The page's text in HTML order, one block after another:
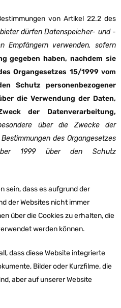
von Artikel 22.2 des
dürfen Datenspeicher- und -
Empfängern verwenden, sofern
gegeben haben, nachdem sie
Organgesetzes 15/1999 vom
Schutz personenbezogener
die Verwendung der Daten,
der Datenverarbeitung,
über die Zwecke der
des Organgesetzes
1999 über den Schutz
sein, dass es aufgrund der
der Websites nicht immer
über die Cookies zu erhalten, die
werden können.
dass diese Website integrierte
Bilder oder Kurzfilme, die
aber auf unserer Website